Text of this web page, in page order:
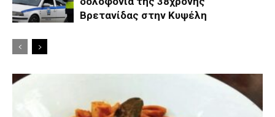
Βρετανίδας στην Κυψέλη